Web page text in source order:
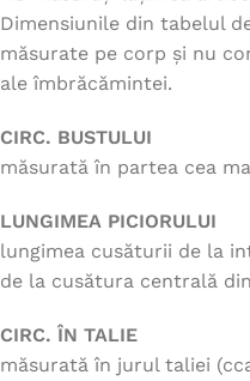
Dimensiunile din tabelul
măsurate pe corp și nu
ale îmbrăcămintei.
CIRC. BUSTULUI
măsurată în partea cea
LUNGIMEA PICIORULUI
lungimea cusăturii de la
de la cusătura centrală
CIRC. ÎN TALIE
măsurată în jurul taliei